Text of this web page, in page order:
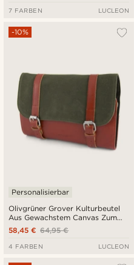
7 FARBEN LUCLEON
Olivgrüner Grover Kulturbeutel
Aus Gewachstem Canvas Zum
Aufhängen
-10%
Personalisierbar
64,95 €
58,45 €
4 FARBEN LUCLEON